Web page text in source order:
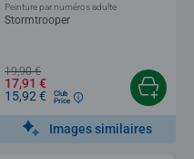
Stormtrooper
Peinture par numéros adulte
19,90 €
17,91 €
15,92 €
Club
Price
Images similaires